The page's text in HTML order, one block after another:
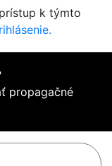
k týmto
propagačné